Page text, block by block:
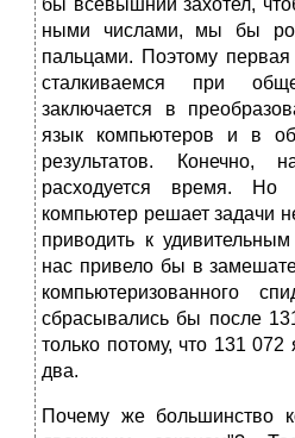
ными числами, мы бы
пальцами. Поэтому
сталкиваемся при
заключается в
язык компьютеров и в
результатов. Конечно,
расходуется время.
компьютер решает задачи
приводить к
нас привело бы в
компьютеризо­ванного
сбрасывались бы после
только потому, что 131 072
два.
Почему же большинство